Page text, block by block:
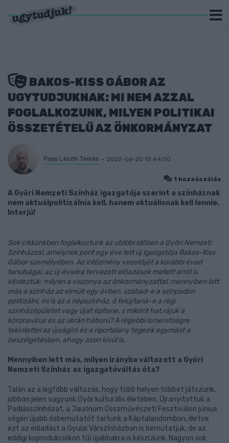
BAKOS-KISS GÁBOR AZ
UGYTUDJUKNAK: MI NEM AZZAL
FOGLALKOZUNK, MILYEN POLITIKAI
ÖSSZETÉTELŰ AZ ÖNKORMÁNYZAT
Papp László Tamás 2022-06-20 15:44:00
1 hozzászólás
A Győri Nemzeti Színház igazgatója szerint a színháznak
nem aktuálpolitizálnia kell, hanem aktuálisnak kell lennie.
Interjú!
Sok cikkünkben foglalkoztunk az utóbbi időben a Győri Nemzeti
Színházzal, amelynek pont egy éve lett új igazgatója Bakos-Kiss
Gábor személyében. Az intézmény vezetőjét a korábbi évad
tanulságai, az új évadra tervezett előadások mellett arról is
kérdeztük: milyen a viszonya az önkormányzattal, mennyiben lett
más a színház az elmúlt egy évben, szabad-e a színpadon
politizálni, mi is az a népszínház, ő felújítaná-e a régi
színházépületet vagy újat építene, s miként hat rájuk a
koronavírus és az ukrán háború? A régebbi ismeretségre
tekintettel az újságíró és a riportalany tegezik egymást a
beszélgetésben, ahogy azon kívül is.
Mennyiben lett más, milyen irányba változott a Győri
Nemzeti Színház az igazgatóváltás óta?
Talán az a legfőbb változás, hogy több helyen többet játszunk,
jobban jelen vagyunk Győr kulturális életében. Újranyitottuk a
Padlásszínházat, a Jaurinum Összművészeti Fesztiválon június
végén újabb ősbemutatót tartunk a Káptalandombon, illetve
ezt az előadást a Gyulai Várszínházban is bemutatjuk, de az
eddigi koprodukciókon túl újabbakra is készülünk. Nagyon sok